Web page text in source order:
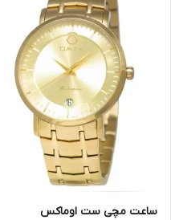
ساعت مچی ست اوماکس